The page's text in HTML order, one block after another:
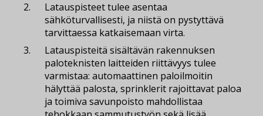
Latauspisteet tulee asentaa
sähköturvallisesti, ja niistä on pystyttävä
tarvittaessa katkaisemaan virta.
Latauspisteitä sisältävän rakennuksen
paloteknisten laitteiden riittävyys tulee
varmistaa: automaattinen paloilmoitin
hälyttää palosta, sprinklerit rajoittavat paloa
ja toimiva savunpoisto mahdollistaa